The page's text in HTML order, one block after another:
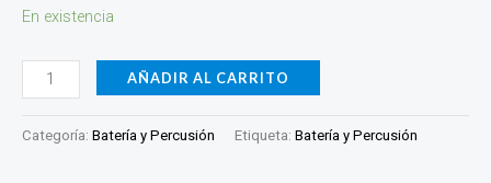
En existencia
AÑADIR AL CARRITO
Categoría: Batería y Percusión Etiqueta: Batería y Percusión